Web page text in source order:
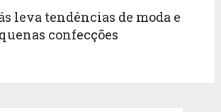
leva tendências de moda e
confecções